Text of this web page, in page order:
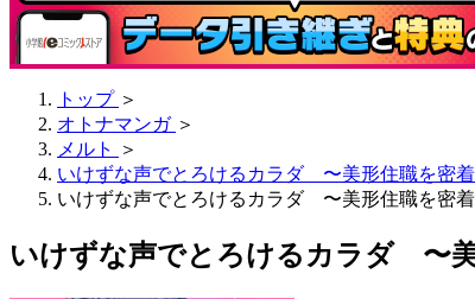
トップ ＞
オトナマンガ ＞
メルト
＞
いけずな声でとろけるカラダ 〜美形住職を密
いけずな声でとろけるカラダ 〜美形住職を密
いけずな声でとろけるカラダ 〜